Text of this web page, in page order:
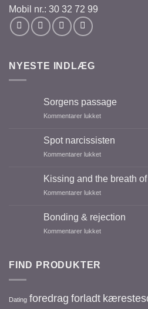
Mobil nr.: 30 32 72 99
NYESTE INDLÆG
Sorgens passage
Kommentarer lukket
passage
Spot narcissisten
Kommentarer lukket
narcissisten
Kissing and the breath
Kommentarer lukket
and
the
Bonding & rejection
Kommentarer lukket
FIND PRODUKTER
Dating foredrag forladt